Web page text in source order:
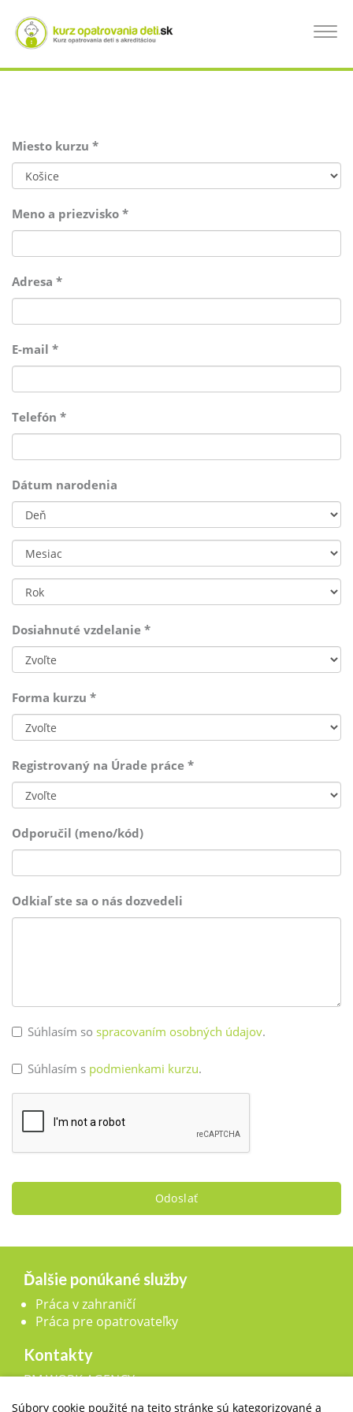
hlavný
obsah
Toggle
PRIHLÁSENIE NA KURZ OPATROVANIA
DETÍ
Miesto kurzu *
Meno a priezvisko *
Adresa *
E-mail *
Telefón *
Dátum narodenia
Deň
Mesiac
Dosiahnuté vzdelanie *
Forma kurzu *
Registrovaný na Úrade práce *
Odporučil (meno/kód)
Odkiaľ ste sa o nás dozvedeli
Súhlasím so spracovaním osobných údajov.
Súhlasím s podmienkami kurzu.
Odoslať
Ďalšie ponúkané služby
Práca v zahraničí
Práca pre opatrovateľky
Kontakty
BM WORK AGENCY, s.r.o.,
Súbory cookie použité na tejto stránke sú kategorizované a